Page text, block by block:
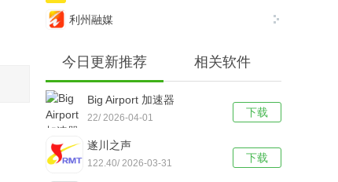
利州融媒
今日更新推荐 相关软件
下载
Big Airport 加速器
22/ 2026-04-01
下载
遂川之声
122.40/ 2026-03-31